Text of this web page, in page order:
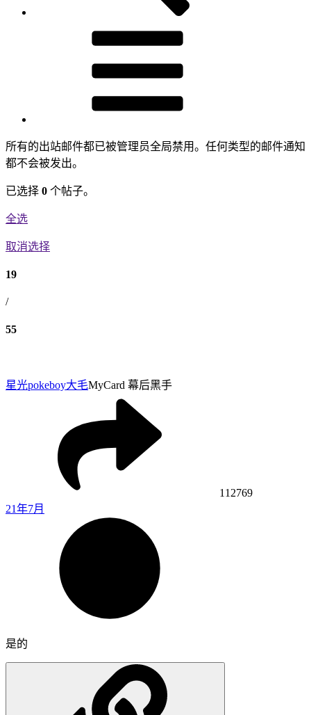
所有的出站邮件都已被管理员全局禁用。任何类型的邮件通知
都不会被发出。
已选择 0 个帖子。
全选
取消选择
19
/
55
星光pokeboy大毛MyCard 幕后黑手
112769
21年7月
是的